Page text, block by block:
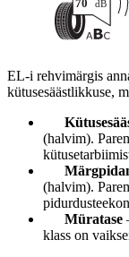
EL-i rehvimärgis
kütusesäästlikkuse,
(halvim).
(halvim).
Müratase
klass on